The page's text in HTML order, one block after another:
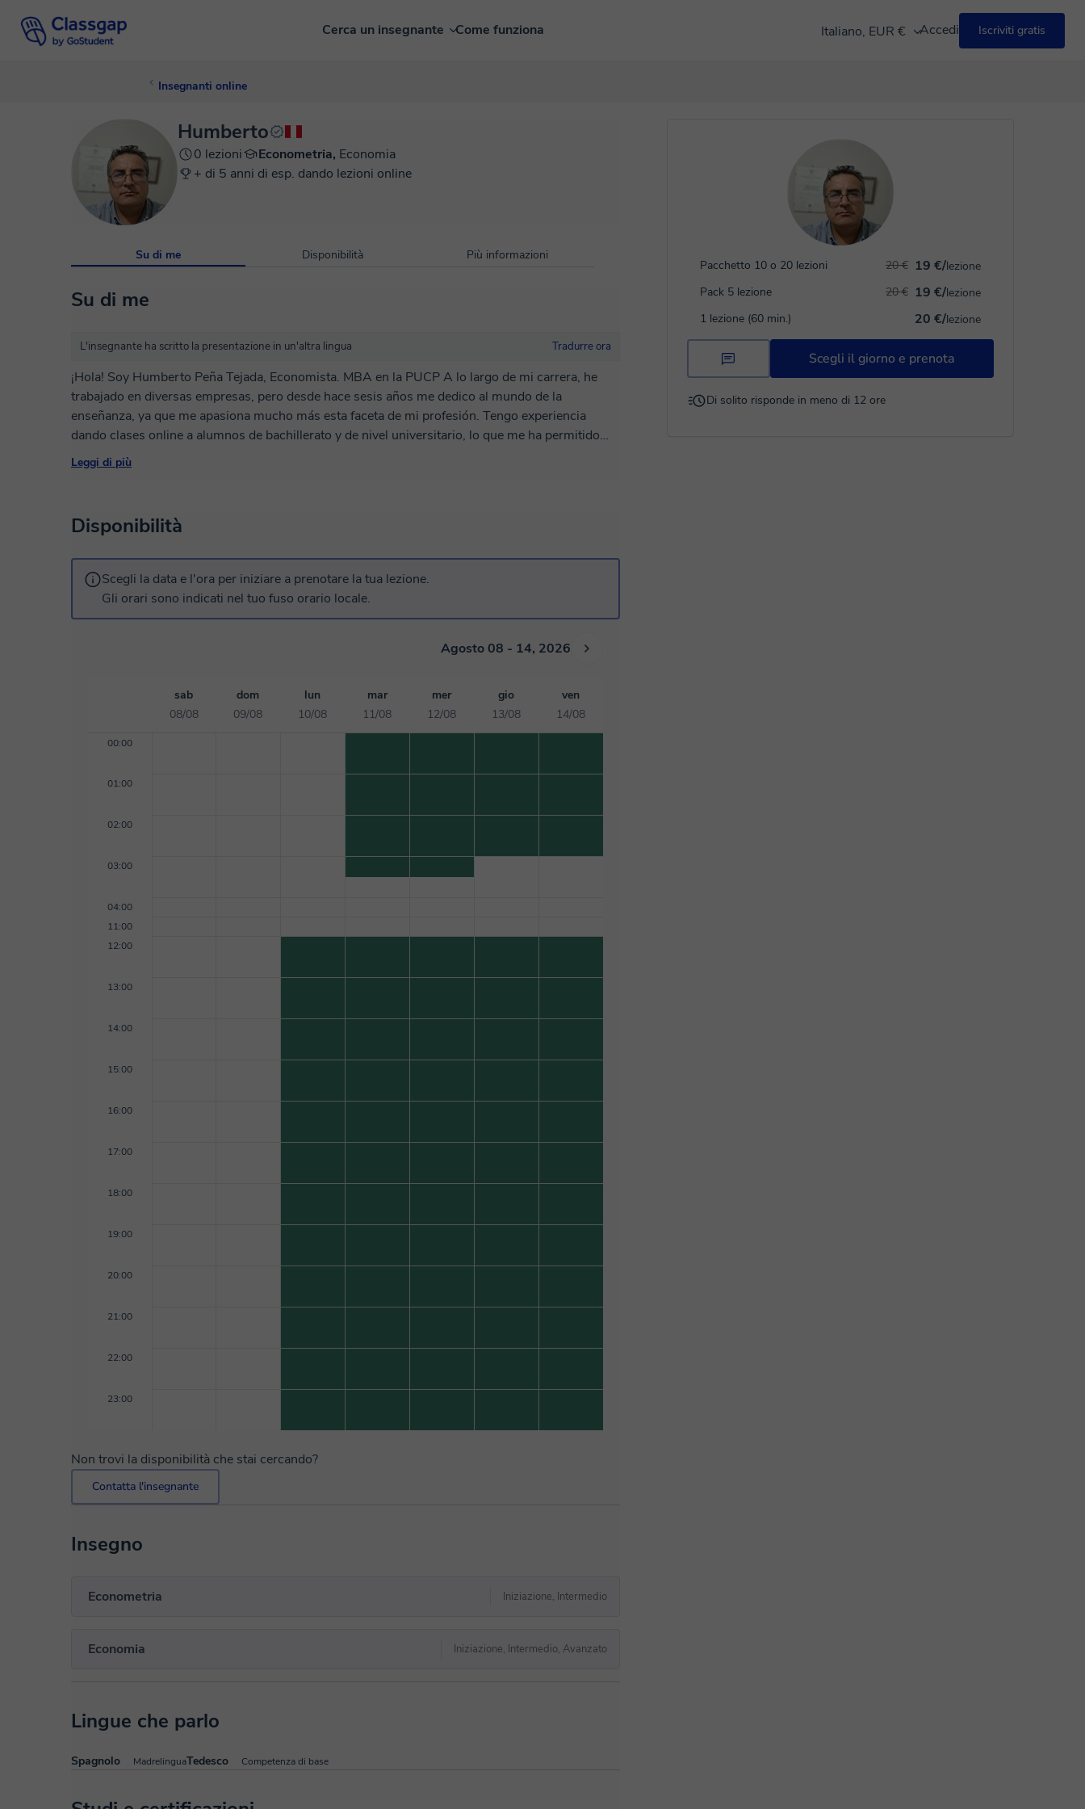
Cerca un insegnante Come funziona Italiano, EUR € Accedi Iscriviti gratis
Insegnanti online
Pacchetto 10 o 20 lezioni 19 €/lezione
20 €
Pack 5 lezione
19 €/lezione
20 €
1 lezione (60 min.)
20 €/lezione
Scegli il giorno e prenota
Di solito risponde in meno di 12 ore
Humberto
0 lezioni Econometria, Economia
+ di 5 anni di esp. dando lezioni online
Su di me Disponibilità Più informazioni
Su di me
L'insegnante ha scritto la presentazione in un'altra lingua Tradurre ora
¡Hola! Soy Humberto Peña Tejada, Economista. MBA en la PUCP A lo largo de mi carrera, he
trabajado en diversas empresas, pero desde hace sesis años me dedico al mundo de la
enseñanza, ya que me apasiona mucho más esta faceta de mi profesión. Tengo experiencia
dando clases online a alumnos de bachillerato y de nivel universitario, lo que me ha permitido
adaptar mi metodología a las necesidades de cada estudiante. Me gusta organizar las clases de
manera personalizada, para asegurarme de que cada alumno pueda alcanzar sus objetivos de
Leggi di più
Disponibilità
Scegli la data e l'ora per iniziare a prenotare la tua lezione.
Gli orari sono indicati nel tuo fuso orario locale.
Agosto 08 - 14, 2026
sab
08/08
dom
09/08
lun
10/08
mar
11/08
mer
12/08
gio
13/08
ven
14/08
00:00
01:00
02:00
03:00
04:00
11:00
12:00
13:00
14:00
15:00
16:00
17:00
18:00
19:00
20:00
21:00
22:00
23:00
Non trovi la disponibilità che stai cercando?
Contatta l'insegnante
Insegno
Econometria Iniziazione, Intermedio
Economia Iniziazione, Intermedio, Avanzato
Lingue che parlo
Spagnolo MadrelinguaTedesco Competenza di base